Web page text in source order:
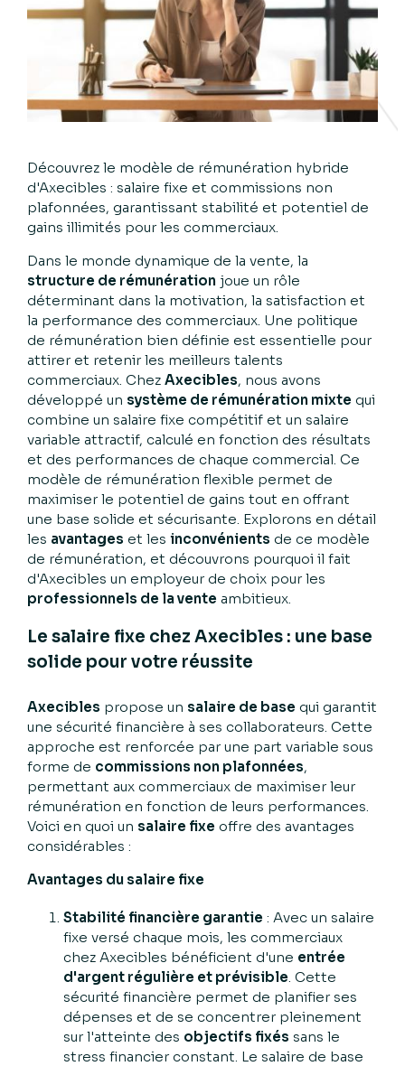
Découvrez le modèle de rémunération hybride
d'Axecibles : salaire fixe et commissions non
plafonnées, garantissant stabilité et potentiel de
gains illimités pour les commerciaux.
Dans le monde dynamique de la vente, la
structure de rémunération joue un rôle
déterminant dans la motivation, la satisfaction et
la performance des commerciaux. Une politique
de rémunération bien définie est essentielle pour
attirer et retenir les meilleurs talents
commerciaux. Chez Axecibles, nous avons
développé un système de rémunération mixte qui
combine un salaire fixe compétitif et un salaire
variable attractif, calculé en fonction des résultats
et des performances de chaque commercial. Ce
modèle de rémunération flexible permet de
maximiser le potentiel de gains tout en offrant
une base solide et sécurisante. Explorons en détail
les avantages et les inconvénients de ce modèle
de rémunération, et découvrons pourquoi il fait
d'Axecibles un employeur de choix pour les
professionnels de la vente ambitieux.
Le salaire fixe chez Axecibles : une base
solide pour votre réussite
Axecibles propose un salaire de base qui garantit
une sécurité financière à ses collaborateurs. Cette
approche est renforcée par une part variable sous
forme de commissions non plafonnées,
permettant aux commerciaux de maximiser leur
rémunération en fonction de leurs performances.
Voici en quoi un salaire fixe offre des avantages
considérables :
Avantages du salaire fixe
Stabilité financière garantie : Avec un salaire
fixe versé chaque mois, les commerciaux
chez Axecibles bénéficient d'une entrée
d'argent régulière et prévisible. Cette
sécurité financière permet de planifier ses
dépenses et de se concentrer pleinement
sur l'atteinte des objectifs fixés sans le
stress financier constant. Le salaire de base